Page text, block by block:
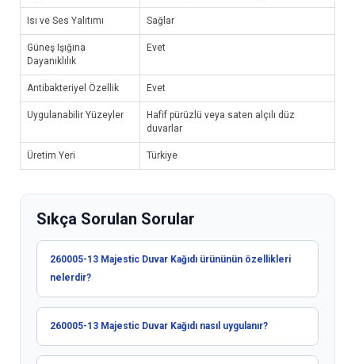
Isı ve Ses Yalıtımı Sağlar
Güneş Işığına
Dayanıklılık
Evet
Antibakteriyel Özellik Evet
Uygulanabilir Yüzeyler
Hafif pürüzlü veya saten alçılı düz
duvarlar
Üretim Yeri Türkiye
Sıkça Sorulan Sorular
260005-13 Majestic Duvar Kağıdı ürününün özellikleri
nelerdir?
260005-13 Majestic Duvar Kağıdı nasıl uygulanır?